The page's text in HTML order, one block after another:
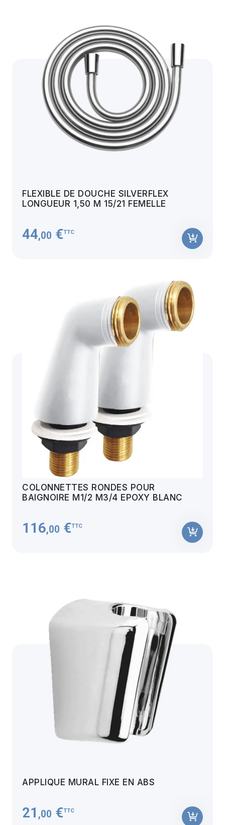
FLEXIBLE DE DOUCHE SILVERFLEX
LONGUEUR 1,50 M 15/21 FEMELLE
44,00 €TTC
COLONNETTES RONDES POUR
BAIGNOIRE M1/2 M3/4 EPOXY BLANC
116,00 €TTC
APPLIQUE MURAL FIXE EN ABS
21 ,00 €TTC